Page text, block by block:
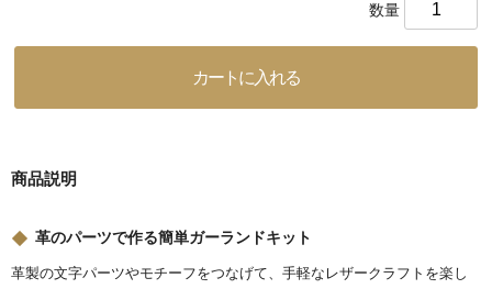
数量
商品説明
革のパーツで作る簡単ガーランドキット
革製の文字パーツやモチーフをつなげて、手軽なレザークラフトを楽し